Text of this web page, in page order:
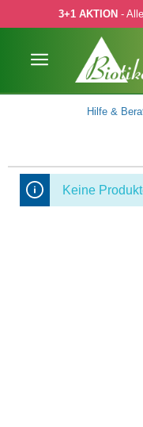
Hauptinhalt springen
Zur Suche springen
Zur Hauptnavigation
3+1 AKTION -
Hilfe &
Keine